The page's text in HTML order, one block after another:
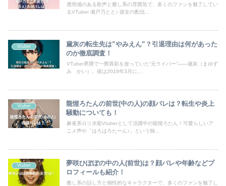
透明感のある歌声と癒し系の雰囲気で、多くのファンを魅了してい
るVTuber 瀬戸乃とと♪ 彼女の配信...
Vtuber
黛灰の転生先は”やみえん”？引退理由は何があった
のか徹底調査！
VTuber界隈で一際異彩を放っていた“元ライバー”――黛灰（まゆず
み かい）。彼は2019年3月に...
Vtuber
龍惺ろたんの前世(中の人)の顔バレは？転生や炎上
騒動についても！
麻雀系ロリ水龍Vtuberとして活躍中の龍惺ろたん！可愛らしいア
ニメ声や「はろはろたーん♪」という独...
Vtuber
夢咲ひぽぽの中の人(前世)は？顔バレや年齢などプ
ロフィールも紹介！
癒し系の話し方と個性的なキャラクターで、多くのファンを魅了し